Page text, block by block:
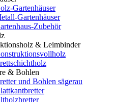
Gartenhäuser
Gartenhäuser
Zubehör
& Leimbinder
& Bohlen
und Bohlen sägerau